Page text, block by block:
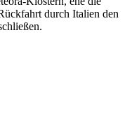
durch Italien den